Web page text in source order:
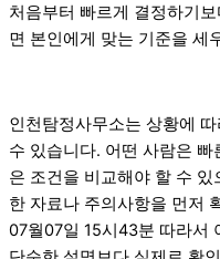
처음부터 빠르게 결정하기
면 본인에게 맞는 기준을 세
인천탐정사무소는 상황에
수 있습니다. 어떤 사람은
은 조건을 비교해야 할 수
한 자료나 주의사항을 먼저
07월07일 15시43분 따라서